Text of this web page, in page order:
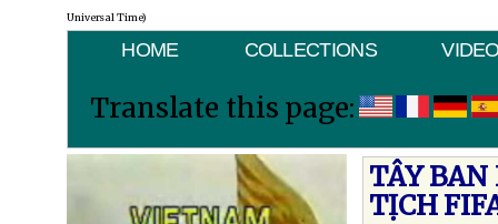
Universal Time)
HOME COLLECTIONS
Translate this page:
TÂY
TỊCH